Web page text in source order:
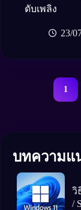
ดับเพลิง
23/
1
บทความแ
วิ
/